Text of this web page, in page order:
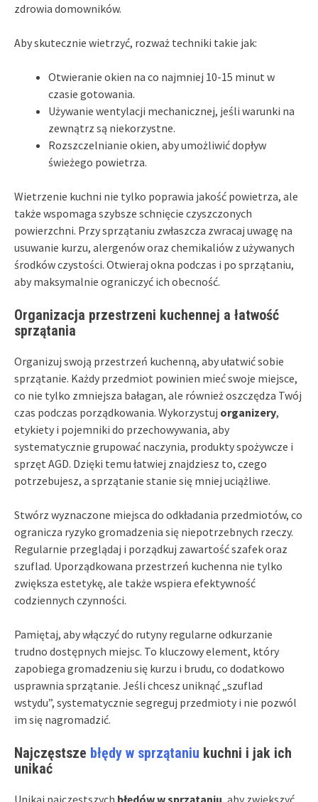
zdrowia domowników.
Aby skutecznie wietrzyć, rozważ techniki takie jak:
Otwieranie okien na co najmniej 10-15 minut w
czasie gotowania.
Używanie wentylacji mechanicznej, jeśli warunki na
zewnątrz są niekorzystne.
Rozszczelnianie okien, aby umożliwić dopływ
świeżego powietrza.
Wietrzenie kuchni nie tylko poprawia jakość powietrza, ale
także wspomaga szybsze schnięcie czyszczonych
powierzchni. Przy sprzątaniu zwłaszcza zwracaj uwagę na
usuwanie kurzu, alergenów oraz chemikaliów z używanych
środków czystości. Otwieraj okna podczas i po sprzątaniu,
aby maksymalnie ograniczyć ich obecność.
Organizacja przestrzeni kuchennej a łatwość
sprzątania
Organizuj swoją przestrzeń kuchenną, aby ułatwić sobie
sprzątanie. Każdy przedmiot powinien mieć swoje miejsce,
co nie tylko zmniejsza bałagan, ale również oszczędza Twój
czas podczas porządkowania. Wykorzystuj organizery,
etykiety i pojemniki do przechowywania, aby
systematycznie grupować naczynia, produkty spożywcze i
sprzęt AGD. Dzięki temu łatwiej znajdziesz to, czego
potrzebujesz, a sprzątanie stanie się mniej uciążliwe.
Stwórz wyznaczone miejsca do odkładania przedmiotów, co
ogranicza ryzyko gromadzenia się niepotrzebnych rzeczy.
Regularnie przeglądaj i porządkuj zawartość szafek oraz
szuflad. Uporządkowana przestrzeń kuchenna nie tylko
zwiększa estetykę, ale także wspiera efektywność
codziennych czynności.
Pamiętaj, aby włączyć do rutyny regularne odkurzanie
trudno dostępnych miejsc. To kluczowy element, który
zapobiega gromadzeniu się kurzu i brudu, co dodatkowo
usprawnia sprzątanie. Jeśli chcesz uniknąć „szuflad
wstydu”, systematycznie segreguj przedmioty i nie pozwól
im się nagromadzić.
Najczęstsze błędy w sprzątaniu kuchni i jak ich
unikać
Unikaj najczęstszych błędów w sprzątaniu , aby zwiększyć